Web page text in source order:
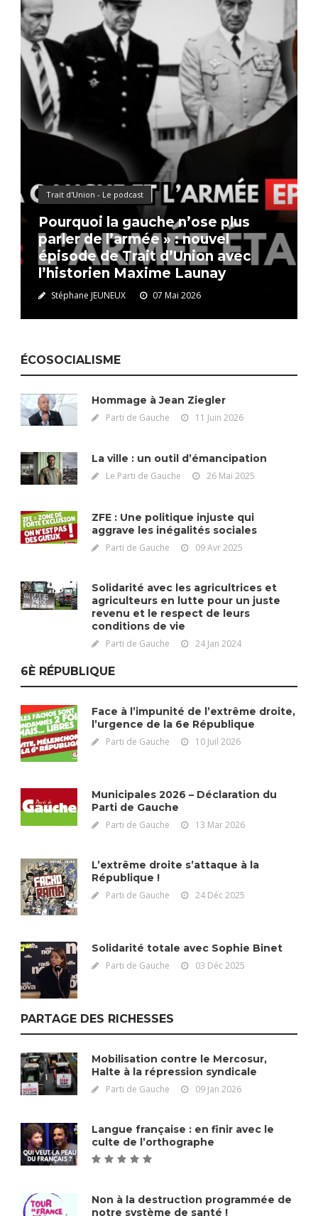
Trait d'Union - Le podcast
Pourquoi la gauche n’ose plus
parler de l’armée » : nouvel
épisode de Trait d’Union avec
l’historien Maxime Launay
Stéphane JEUNEUX 07 Mai 2026
ÉCOSOCIALISME
Hommage à Jean Ziegler
Parti de Gauche 11 Juin 2026
La ville : un outil d’émancipation
Le Parti de Gauche 26 Mai 2025
ZFE : Une politique injuste qui
aggrave les inégalités sociales
Parti de Gauche 09 Avr 2025
Solidarité avec les agricultrices et
agriculteurs en lutte pour un juste
revenu et le respect de leurs
conditions de vie
Parti de Gauche 24 Jan 2024
6È RÉPUBLIQUE
Face à l’impunité de l’extrême droite,
l’urgence de la 6e République
Parti de Gauche 10 Juil 2026
Municipales 2026 – Déclaration du
Parti de Gauche
Parti de Gauche 13 Mar 2026
L’extrême droite s’attaque à la
République !
Parti de Gauche 24 Déc 2025
Solidarité totale avec Sophie Binet
Parti de Gauche 03 Déc 2025
PARTAGE DES RICHESSES
Mobilisation contre le Mercosur,
Halte à la répression syndicale
Parti de Gauche 09 Jan 2026
Langue française : en finir avec le
culte de l’orthographe
Non à la destruction programmée de
notre système de santé !